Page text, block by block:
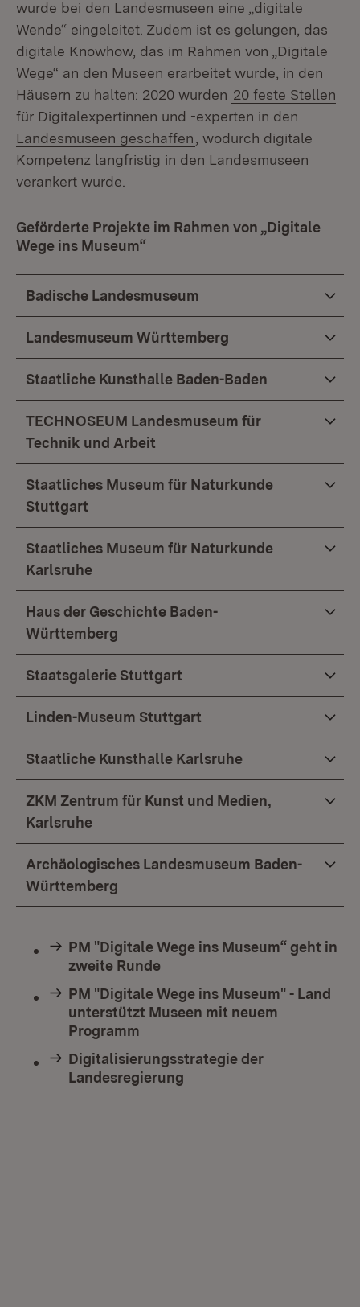
wurde bei den Landesmuseen eine „digitale
Wende“ eingeleitet. Zudem ist es gelungen, das
digitale Knowhow, das im Rahmen von „Digitale
Wege“ an den Museen erarbeitet wurde, in den
Häusern zu halten: 2020 wurden 20 feste Stellen
für Digitalexpertinnen und -experten in den
Landesmuseen geschaffen , wodurch digitale
Kompetenz langfristig in den Landesmuseen
verankert wurde.
Geförderte Projekte im Rahmen von „Digitale
Wege ins Museum“
Badische Landesmuseum
Landesmuseum Württemberg
Staatliche Kunsthalle Baden-Baden
TECHNOSEUM Landesmuseum für
Technik und Arbeit
Staatliches Museum für Naturkunde
Stuttgart
Staatliches Museum für Naturkunde
Karlsruhe
Haus der Geschichte Baden-
Württemberg
Staatsgalerie Stuttgart
Linden-Museum Stuttgart
Staatliche Kunsthalle Karlsruhe
ZKM Zentrum für Kunst und Medien,
Karlsruhe
Archäologisches Landesmuseum Baden-
Württemberg
PM "Digitale Wege ins Museum“ geht in
zweite Runde
PM "Digitale Wege ins Museum" - Land
unterstützt Museen mit neuem
Programm
Digitalisierungsstrategie der
Landesregierung